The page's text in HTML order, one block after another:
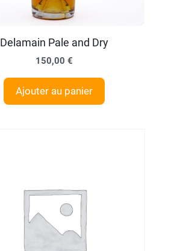
Delamain Pale and Dry
150,00 €
Ajouter au panier